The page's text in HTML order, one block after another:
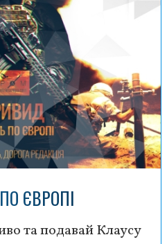
ЄВРОПІ
та подавай Клаусу